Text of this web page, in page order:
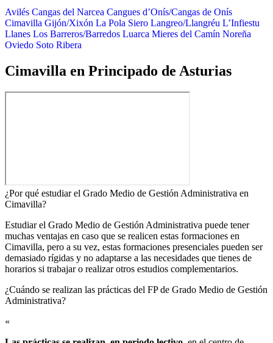
Avilés Cangas del Narcea Cangues d’Onís/Cangas de Onís
Cimavilla Gijón/Xixón La Pola Siero Langreo/Llangréu L’Infiestu
Llanes Los Barreros/Barredos Luarca Mieres del Camín Noreña
Oviedo Soto Ribera
Cimavilla en Principado de Asturias
¿Por qué estudiar el Grado Medio de Gestión Administrativa en
Cimavilla?
Estudiar el Grado Medio de Gestión Administrativa puede tener
muchas ventajas en caso que se realicen estas formaciones en
Cimavilla, pero a su vez, estas formaciones presenciales pueden ser
demasiado rígidas y no adaptarse a las necesidades que tienes de
horarios si trabajar o realizar otros estudios complementarios.
¿Cuándo se realizan las prácticas del FP de Grado Medio de Gestión
Administrativa?​
«